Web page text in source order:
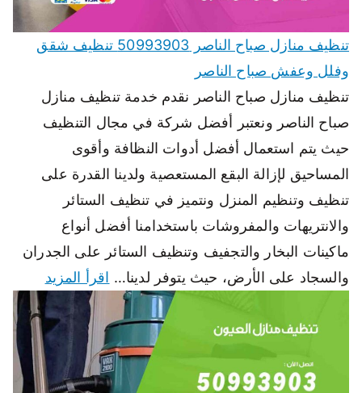
تنظيف منازل صباح الناصر 50993903 تنظيف شقق
وفلل وعفش صباح الناصر
تنظيف منازل صباح الناصر نقدم خدمة تنظيف منازل
صباح الناصر ونعتبر أفضل شركة في مجال التنظيف
حيث يتم استعمال أفضل أدوات النظافة وأقوى
المساحيق لإزالة البقع المستعصية ولدينا القدرة على
تنظيف وتنظيم المنزل ونتميز في تنظيف الستائر
والانتريهات والمفروشات باستخدامنا أفضل أنواع
ماكينات البخار والتجفيف وتنظيف الستائر على الجدران
والسجاد على الأرض، حيث يتوفر لدينا… اقرأ المزيد